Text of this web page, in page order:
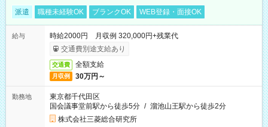
派遣 職種未経験OK ブランクOK WEB登録・面接OK
給与
時給2000円 月収例 320,000円+残業代
交通費別途支給あり
交通費 全額支給
月収例 30万円～
勤務地
東京都千代田区
国会議事堂前駅から徒歩5分 / 溜池山王駅から徒歩2分
株式会社三菱総合研究所